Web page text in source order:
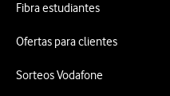
Fibra estudiantes
Ofertas para clientes
Sorteos Vodafone